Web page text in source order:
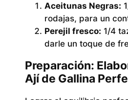
Aceitunas Negras:
rodajas, para un
Perejil fresco: 1/4
darle un toque de
Preparación:
Ají de Gallina